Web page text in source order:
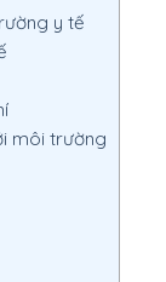
y tế
môi trường